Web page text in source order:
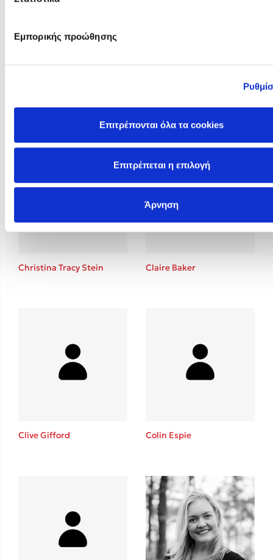
Εμπορικής προώθησης
Επιτρέπονται όλα τα cookies
Επιτρέπεται η επιλογή
Άρνηση
Christina Tracy Stein Claire Baker
Clive Gifford Colin Espie